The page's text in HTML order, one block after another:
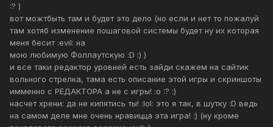
:? )
вот можтбыть там и будет это дело (но если и нет то пожалуй
там хотяб изменение пошаговой системы будет ну их которая
меня бесит :evil: на
мою любимую Фоллаутскую :D :) )
и все таки редактор уровней есть зайди скажем на сайтик
вольного стрелка, тама есть описание этой игры и скриншоты
имменно с РЕДАКТОРА а не с игры! :o :? :)
насчет хрени: да не кипятись ты! :lol: это я так, в шутку :D ведь
на самом деле мне очень нравицца эта игра! :) (ну кроме